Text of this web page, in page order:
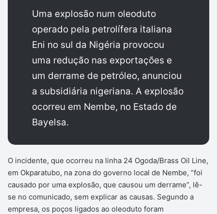
Uma explosão num oleoduto
operado pela petrolífera italiana
Eni no sul da Nigéria provocou
uma redução nas exportações e
um derrame de petróleo, anunciou
a subsidiária nigeriana. A explosão
ocorreu em Nembe, no Estado de
Bayelsa.
O incidente, que ocorreu na linha 24 Ogoda/Brass Oil Line,
em Okparatubo, na zona do governo local de Nembe, “foi
causado por uma explosão, que causou um derrame”, lê-
se no comunicado, sem explicar as causas. Segundo a
empresa, os poços ligados ao oleoduto foram